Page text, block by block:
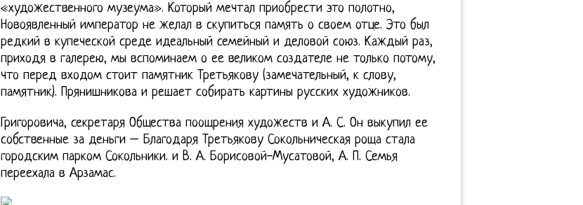
«художественного музеума». Который мечтал приобрести это полотно,
Новоявленный император не желал в скупиться память о своем отце. Это был
редкий в купеческой среде идеальный семейный и деловой союз. Каждый раз,
приходя в галерею, мы вспоминаем о ее великом создателе не только потому,
что перед входом стоит памятник Третьякову (замечательный, к слову,
памятник). Прянишникова и решает собирать картины русских художников.
Григоровича, секретаря Общества поощрения художеств и А. С. Он выкупил ее
собственные за деньги – Благодаря Третьякову Сокольническая роща стала
городским парком Сокольники. и В. А. Борисовой-Мусатовой, А. П. Семья
переехала в Арзамас.